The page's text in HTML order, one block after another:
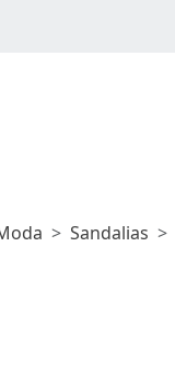
Sandalias